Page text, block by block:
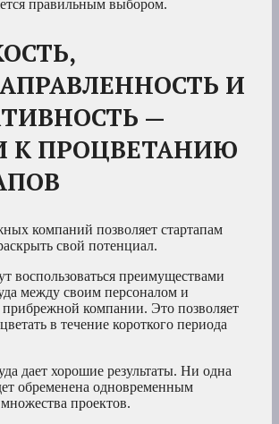
правильным выбором.
И
—
К ПРОЦВЕТАНИЮ
компаний позволяет стартапам
свой потенциал.
воспользоваться преимуществами
между своим персоналом и
компании. Это позволяет
в течение короткого периода
дает хорошие результаты. Ни одна
обременена одновременным
проектов.